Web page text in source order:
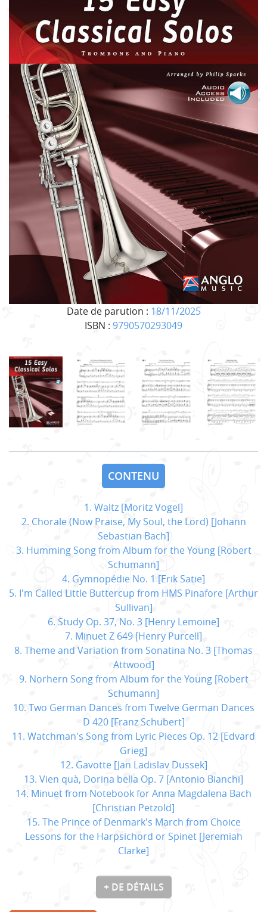
Date de parution : 18/11/2025
ISBN : 9790570293049
CONTENU
1. Waltz [Moritz Vogel]
2. Chorale (Now Praise, My Soul, the Lord) [Johann
Sebastian Bach]
3. Humming Song from Album for the Young [Robert
Schumann]
4. Gymnopédie No. 1 [Erik Satie]
5. I'm Called Little Buttercup from HMS Pinafore [Arthur
Sullivan]
6. Study Op. 37, No. 3 [Henry Lemoine]
7. Minuet Z 649 [Henry Purcell]
8. Theme and Variation from Sonatina No. 3 [Thomas
Attwood]
9. Norhern Song from Album for the Young [Robert
Schumann]
10. Two German Dances from Twelve German Dances
D 420 [Franz Schubert]
11. Watchman's Song from Lyric Pieces Op. 12 [Edvard
Grieg]
12. Gavotte [Jan Ladislav Dussek]
13. Vien quà, Dorina bella Op. 7 [Antonio Bianchi]
14. Minuet from Notebook for Anna Magdalena Bach
[Christian Petzold]
15. The Prince of Denmark's March from Choice
Lessons for the Harpsichord or Spinet [Jeremiah
Clarke]
+ DE DÉTAILS